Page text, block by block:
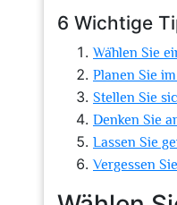
6 Wichtige
Wählen Sie
Planen Sie
Stellen Sie
Denken Sie
Lassen Sie
Vergessen